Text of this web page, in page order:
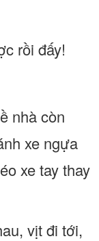
rồi đấy!
nhà còn
xe ngựa
xe tay thay
vịt đi tới,